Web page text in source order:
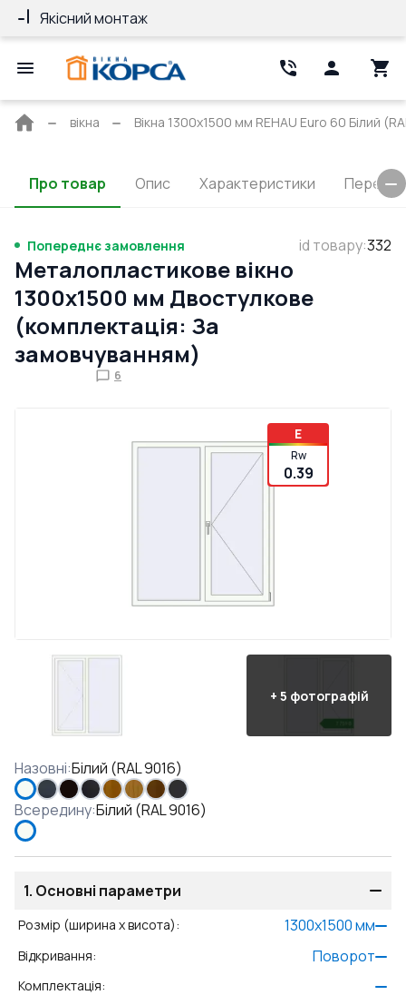
Якісний монтаж
Головна
вікна Вікна 1300x1500 мм REHAU Euro 60 Білий
Про товар Опис Характеристики
Попереднє замовлення id товару:332
Металопластикове вікно
1300x1500 мм Двостулкове
(комплектація: За
замовчуванням)
6
E
Rw
0.39
+ 5 фотографій
Назовні:Білий (RAL 9016)
Всередину:Білий (RAL 9016)
1. Основні параметри
Розмір (ширина x висота): 1300x1500мм
Відкривання: Поворот
Комплектація: